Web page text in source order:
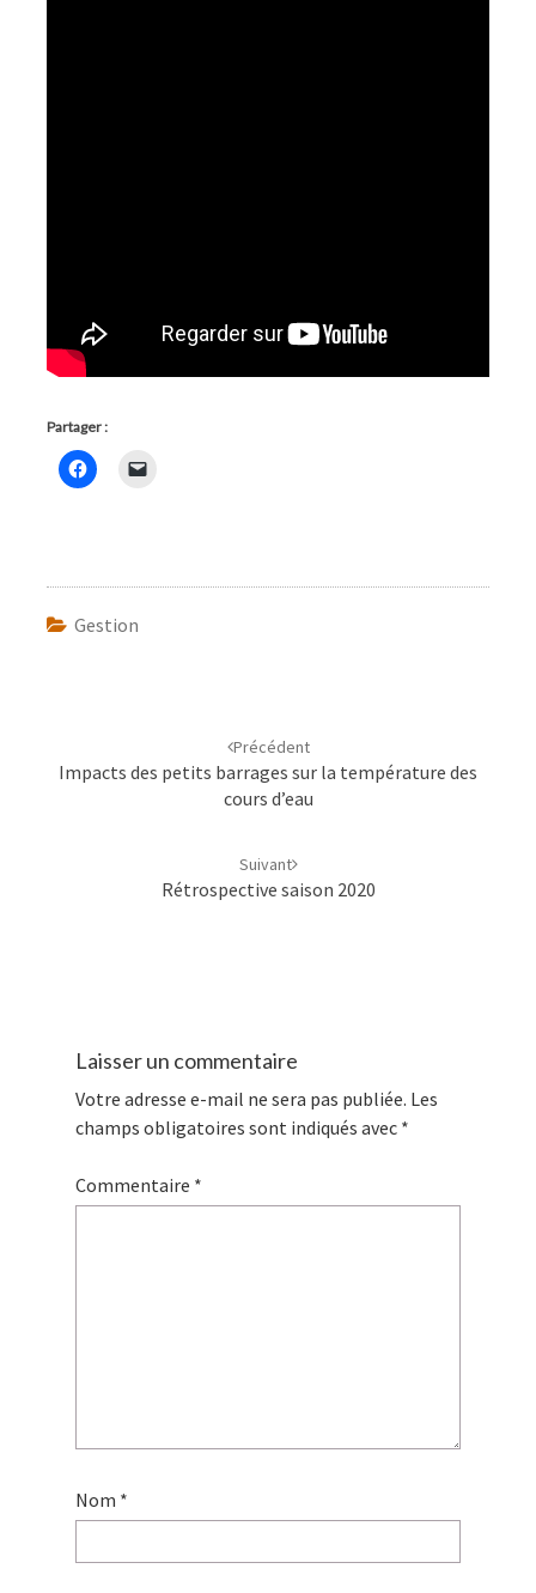
Partager :
Gestion
Précédent
Impacts des petits barrages sur la température des
cours d’eau
Suivant
Rétrospective saison 2020
Laisser un commentaire
Votre adresse e-mail ne sera pas publiée. Les
champs obligatoires sont indiqués avec *
Commentaire *
Nom *